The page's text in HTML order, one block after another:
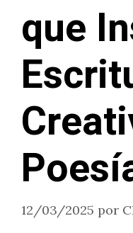
que
12/03/2025 por